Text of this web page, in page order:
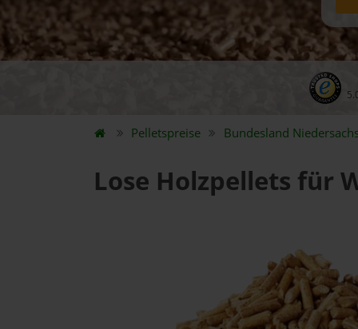
Pelletspreise Bundesland
Lose Holzpellets für